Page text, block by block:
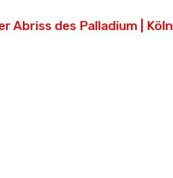
Abriss des Palladium | Köln